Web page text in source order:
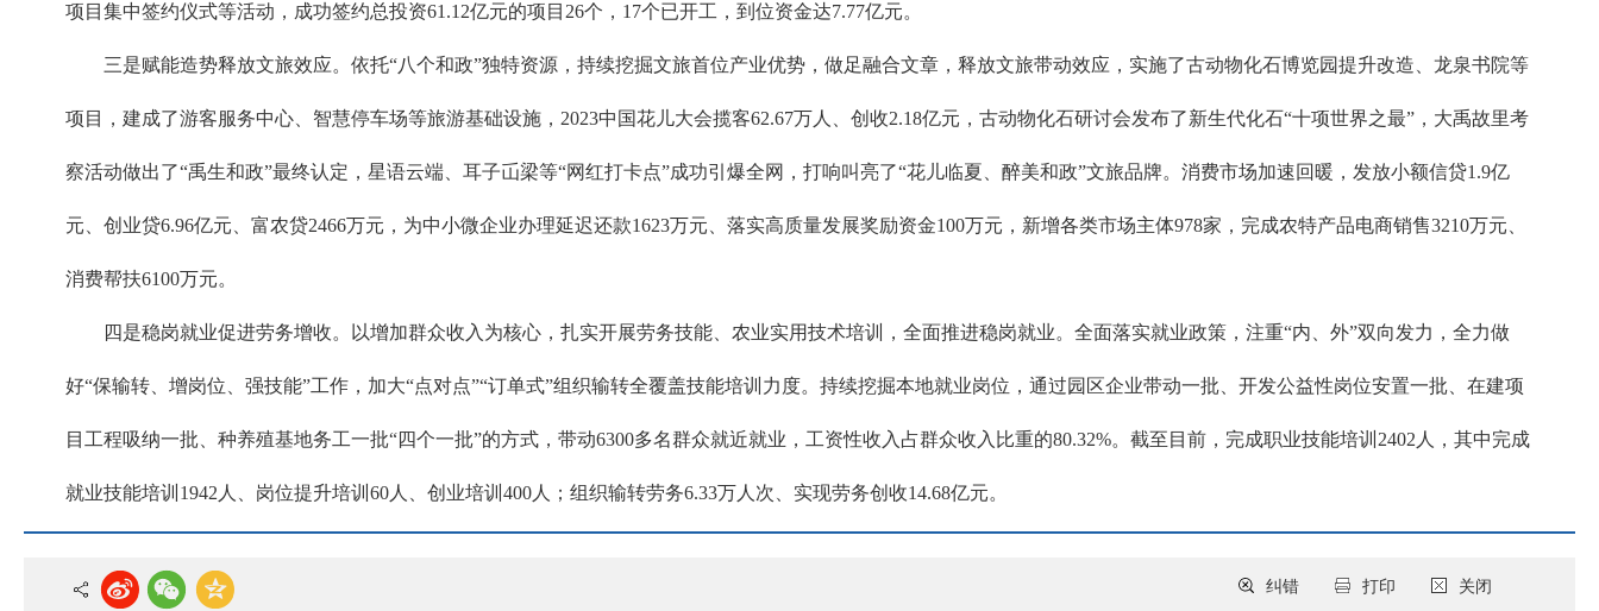
项目集中签约仪式等活动，成功签约总投资61.12亿元的项目26个，17个已开工，到位资金达7.77亿元。
三是赋能造势释放文旅效应。依托“八个和政”独特资源，持续挖掘文旅首位产业优势，做足融合文章，释放文旅带动效应，实施了古动物化石博览园提升改造、龙泉书院等
项目，建成了游客服务中心、智慧停车场等旅游基础设施，2023中国花儿大会揽客62.67万人、创收2.18亿元，古动物化石研讨会发布了新生代化石“十项世界之最”，大禹故里考
察活动做出了“禹生和政”最终认定，星语云端、耳子屲梁等“网红打卡点”成功引爆全网，打响叫亮了“花儿临夏、醉美和政”文旅品牌。消费市场加速回暖，发放小额信贷1.9亿
元、创业贷6.96亿元、富农贷2466万元，为中小微企业办理延迟还款1623万元、落实高质量发展奖励资金100万元，新增各类市场主体978家，完成农特产品电商销售3210万元、
消费帮扶6100万元。
四是稳岗就业促进劳务增收。以增加群众收入为核心，扎实开展劳务技能、农业实用技术培训，全面推进稳岗就业。全面落实就业政策，注重“内、外”双向发力，全力做
好“保输转、增岗位、强技能”工作，加大“点对点”“订单式”组织输转全覆盖技能培训力度。持续挖掘本地就业岗位，通过园区企业带动一批、开发公益性岗位安置一批、在建项
目工程吸纳一批、种养殖基地务工一批“四个一批”的方式，带动6300多名群众就近就业，工资性收入占群众收入比重的80.32%。截至目前，完成职业技能培训2402人，其中完成
就业技能培训1942人、岗位提升培训60人、创业培训400人；组织输转劳务6.33万人次、实现劳务创收14.68亿元。
关闭
打印
纠错